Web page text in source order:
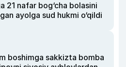
21 nafar bog‘cha bolasini
ayolga sud hukmi o‘qildi
boshimga sakkizta bomba